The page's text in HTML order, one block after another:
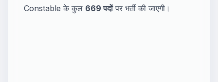
Constable के कुल 669 पदोंपर भर्ती की जाएगी।